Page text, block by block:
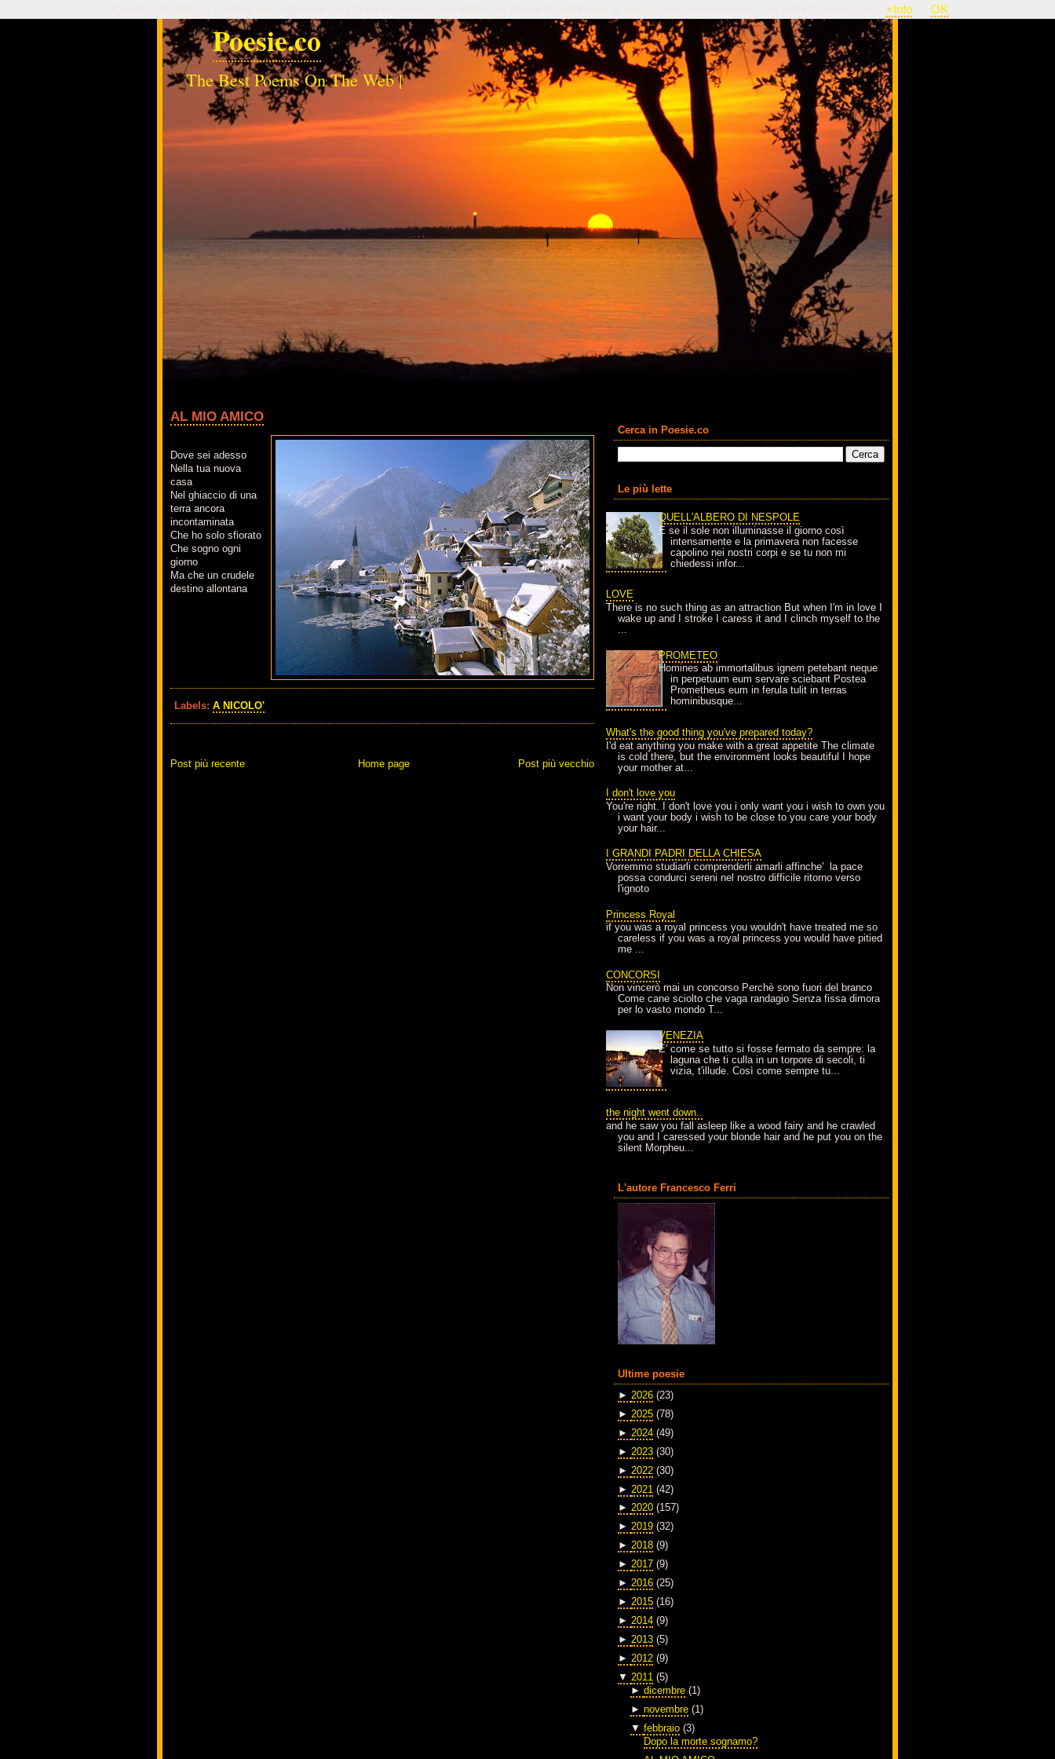
Poesie.co
The Best Poems On The Web |
AL MIO AMICO
Dove sei adesso
Nella tua nuova
casa
Nel ghiaccio di una
terra ancora
incontaminata
Che ho solo sfiorato
Che sogno ogni
giorno
Ma che un crudele
destino allontana
Labels: A NICOLO'
Post più recente Post più vecchio
Home page
Cerca in Poesie.co
Le più lette
QUELL'ALBERO DI NESPOLE
E se il sole non illuminasse il giorno così
intensamente e la primavera non facesse
capolino nei nostri corpi e se tu non mi
chiedessi infor...
LOVE
There is no such thing as an attraction But when I'm in love I
wake up and I stroke I caress it and I clinch myself to the
...
PROMETEO
Homines ab immortalibus ignem petebant neque
in perpetuum eum servare sciebant Postea
Prometheus eum in ferula tulit in terras
hominibusque...
What's the good thing you've prepared today?
I'd eat anything you make with a great appetite The climate
is cold there, but the environment looks beautiful I hope
your mother at...
I don't love you
You're right. I don't love you i only want you i wish to own you
i want your body i wish to be close to you care your body
your hair...
I GRANDI PADRI DELLA CHIESA
Vorremmo studiarli comprenderli amarli affinche' la pace
possa condurci sereni nel nostro difficile ritorno verso
l'ignoto
Princess Royal
if you was a royal princess you wouldn't have treated me so
careless if you was a royal princess you would have pitied
me ...
CONCORSI
Non vincerò mai un concorso Perchè sono fuori del branco
Come cane sciolto che vaga randagio Senza fissa dimora
per lo vasto mondo T...
VENEZIA
E' come se tutto si fosse fermato da sempre: la
laguna che ti culla in un torpore di secoli, ti
vizia, t'illude. Così come sempre tu...
the night went down..
and he saw you fall asleep like a wood fairy and he crawled
you and I caressed your blonde hair and he put you on the
silent Morpheu...
L'autore Francesco Ferri
Ultime poesie
► 2026 (23)
► 2025 (78)
► 2024 (49)
► 2023 (30)
► 2022 (30)
► 2021 (42)
► 2020 (157)
► 2019 (32)
► 2018 (9)
► 2017 (9)
► 2016 (25)
► 2015 (16)
► 2014 (9)
► 2013 (5)
► 2012 (9)
▼ 2011 (5)
► dicembre (1)
► novembre (1)
▼ febbraio (3)
Dopo la morte sognamo?
+Info OK